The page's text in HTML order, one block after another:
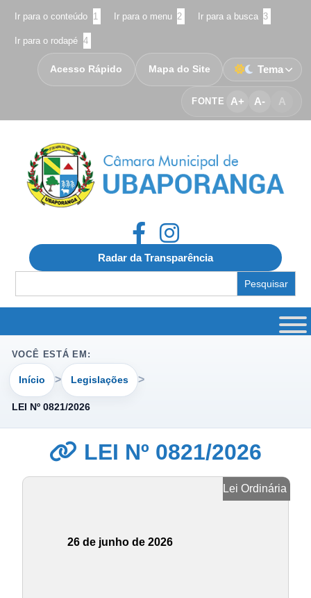
Ir para o conteúdo 1 Ir para o menu 2 Ir para a busca 3
Ir para o rodapé 4
FONTE A+ A- A
Acesso Rápido Mapa do Site Tema
Radar da Transparência
for:
VOCÊ ESTÁ EM:
Início Legislações
LEI Nº 0821/2026
LEI Nº 0821/2026
Lei Ordinária
26 de junho de 2026